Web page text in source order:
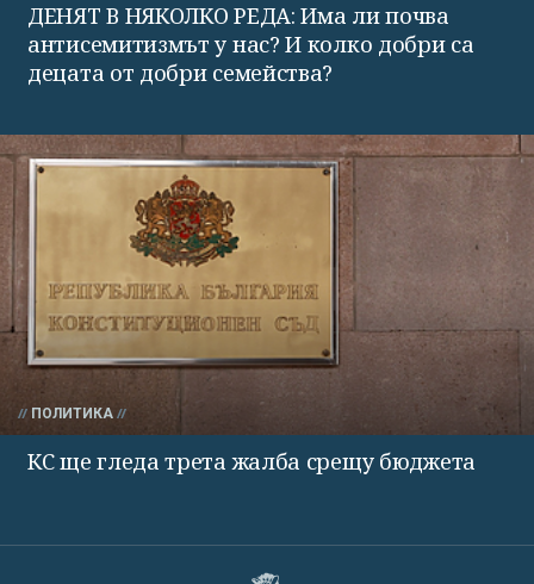
ДЕНЯТ В НЯКОЛКО РЕДА: Има ли почва
антисемитизмът у нас? И колко добри са
децата от добри семейства?
ПОЛИТИКА
КС ще гледа трета жалба срещу бюджета